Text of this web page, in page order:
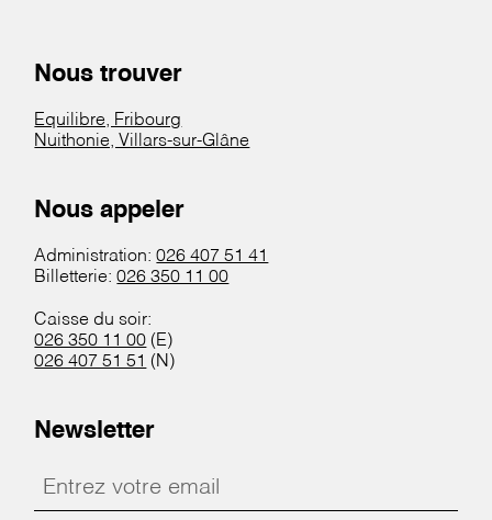
Nous trouver
Equilibre, Fribourg
Nuithonie, Villars-sur-Glâne
Nous appeler
Administration:026 407 51 41
Billetterie:026 350 11 00
Caisse du soir:
026 350 11 00 (E)
026 407 51 51 (N)
Newsletter